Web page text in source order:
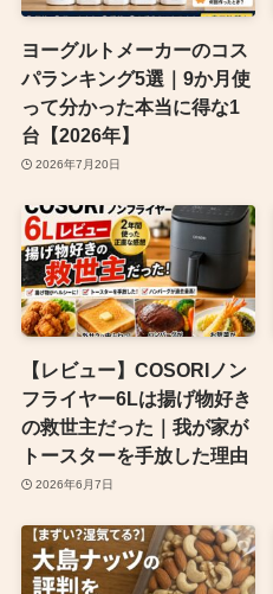
ヨーグルトメーカーのコス
パランキング5選｜9か月使
って分かった本当に得な1
台【2026年】
2026年7月20日
【レビュー】COSORIノン
フライヤー6Lは揚げ物好き
の救世主だった｜我が家が
トースターを手放した理由
2026年6月7日